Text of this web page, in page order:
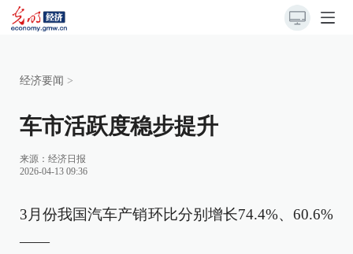
经济要闻 >
车市活跃度稳步提升
来源： 经济日报
2026-04-13 09:36
3月份我国汽车产销环比分别增长74.4%、60.6%
——